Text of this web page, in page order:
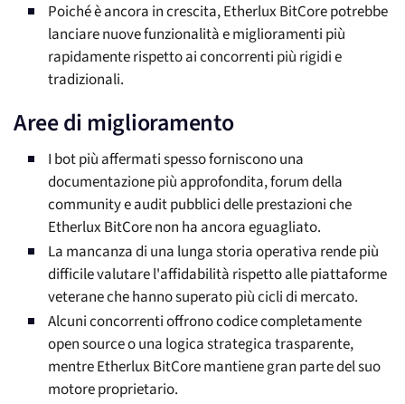
Poiché è ancora in crescita, Etherlux BitCore potrebbe
lanciare nuove funzionalità e miglioramenti più
rapidamente rispetto ai concorrenti più rigidi e
tradizionali.
Aree di miglioramento
I bot più affermati spesso forniscono una
documentazione più approfondita, forum della
community e audit pubblici delle prestazioni che
Etherlux BitCore non ha ancora eguagliato.
La mancanza di una lunga storia operativa rende più
difficile valutare l'affidabilità rispetto alle piattaforme
veterane che hanno superato più cicli di mercato.
Alcuni concorrenti offrono codice completamente
open source o una logica strategica trasparente,
mentre Etherlux BitCore mantiene gran parte del suo
motore proprietario.